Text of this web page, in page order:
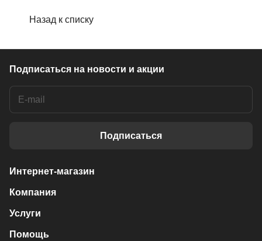
Назад к списку
Подписаться на новости и акции
Подписаться
Интернет-магазин
Компания
Услуги
Помощь